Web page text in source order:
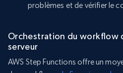
problèmes et de vérifier le
Orchestration du workflow
serveur
AWS Step Functions offre un